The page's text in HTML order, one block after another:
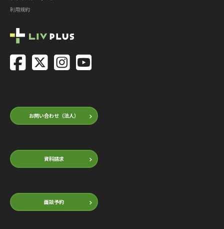
お問い合わせ（法人）
資料請求
面談予約
利用規約